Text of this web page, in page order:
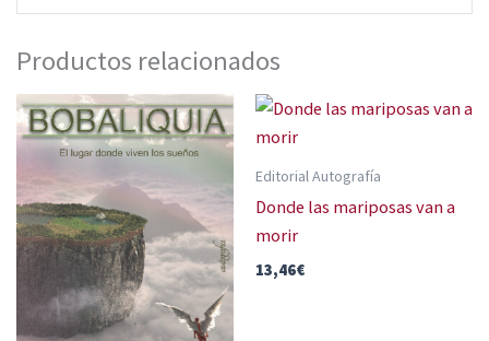
Productos relacionados
Editorial Autografía
Donde las mariposas van a
morir
13,46€